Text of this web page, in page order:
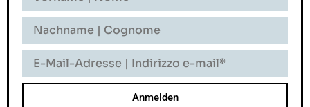
Nome
Nachname
Cognome
E-
Mail-
Adresse
-